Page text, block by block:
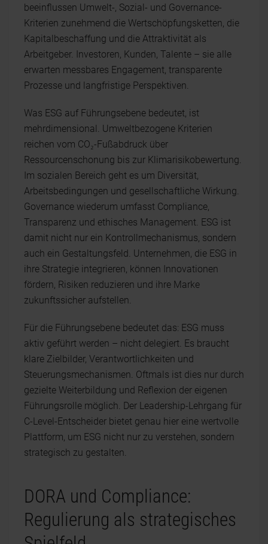
beeinflussen Umwelt-, Sozial- und Governance-
Kriterien zunehmend die Wertschöpfungsketten, die
Kapitalbeschaffung und die Attraktivität als
Arbeitgeber. Investoren, Kunden, Talente – sie alle
erwarten messbares Engagement, transparente
Prozesse und langfristige Perspektiven.
Was ESG auf Führungsebene bedeutet, ist
mehrdimensional. Umweltbezogene Kriterien
reichen vom CO₂-Fußabdruck über
Ressourcenschonung bis zur Klimarisikobewertung.
Im sozialen Bereich geht es um Diversität,
Arbeitsbedingungen und gesellschaftliche Wirkung.
Governance wiederum umfasst Compliance,
Transparenz und ethisches Management. ESG ist
damit nicht nur ein Kontrollmechanismus, sondern
auch ein Gestaltungsfeld. Unternehmen, die ESG in
ihre Strategie integrieren, können Innovationen
fördern, Risiken reduzieren und ihre Marke
zukunftssicher aufstellen.
Für die Führungsebene bedeutet das: ESG muss
aktiv geführt werden – nicht delegiert. Es braucht
klare Zielbilder, Verantwortlichkeiten und
Steuerungsmechanismen. Oftmals ist dies nur durch
gezielte Weiterbildung und Reflexion der eigenen
Führungsrolle möglich. Der Leadership-Lehrgang für
C-Level-Entscheider bietet genau hier eine wertvolle
Plattform, um ESG nicht nur zu verstehen, sondern
strategisch zu gestalten.
DORA und Compliance:
Regulierung als strategisches